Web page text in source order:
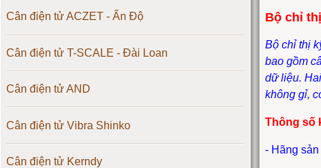
Bộ chỉ
Bộ chỉ thị
bao gồm
dữ liệu.
không gỉ,
Thông số
- Hãng
Cân điện tử ACZET - Ấn Độ
Cân điện tử T-SCALE - Đài Loan
Cân điện tử AND
Cân điện tử Vibra Shinko
Cân điện tử Kerndy